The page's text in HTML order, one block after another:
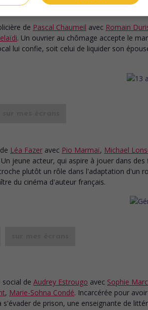
de Pascal Chaumeil avec Romain
. Un ouvrier au chômage accepte le
lui confie, soit celui de liquider son
de Léa Fazer avec Pio Marmaï, Michael
Un jeune acteur, qui aspire à jouer dans des
plutôt un rôle dans l'adaptation d'un
du cinéma d'auteur français.
social de Audrey Estrougo avec Sophie
, Marie-Sohna Condé. Incarcérée pour
s'évader de prison, une enseignante de